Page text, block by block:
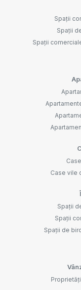
Spații
Spații
Spații
Case vile
Spații
Spații
Spații de